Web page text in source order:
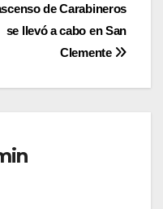
de Carabineros
se llevó a cabo en San
Clemente